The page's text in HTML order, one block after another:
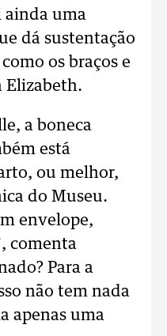
ainda uma
dá sustentação
os braços e
Elizabeth.
a boneca
está
ou melhor,
do Museu.
envelope,
comenta
Para a
não tem nada
apenas uma